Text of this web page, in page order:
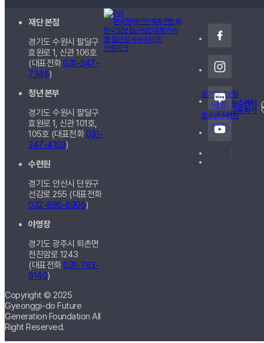
재단 본점
경기도 수원시 팔달구
효원로 1, 신관106호
(대표전화031-247-
7346)
청년 본부
경기도 수원시 팔달구
효원로 1, 신관101호,
105호 (대표전화031-
247-4102)
수련원
경기도 안산시 단원구
선감로 255 (대표전화
032-886-6900)
야영장
경기도 광주시 퇴촌면
천진암로 1243
(대표전화031-763-
9140)
Copyright © 2025
Gyeonggi-do Future
Generation Foundation All
Right Reserved.
경기청년포털
(새 창)
청소년수련원
(새 창)
뉴스레터
구독하기